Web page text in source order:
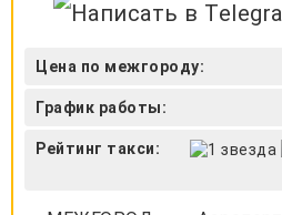
Цена по межгороду:
График работы:
Рейтинг такси: